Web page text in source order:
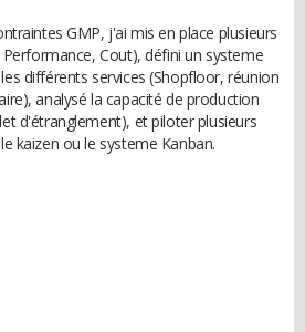
GMP, j'ai mis en place plusieurs
Performance, Cout), défini un systeme
différents services (Shopfloor, réunion
analysé la capacité de production
d'étranglement), et piloter plusieurs
kaizen ou le systeme Kanban.